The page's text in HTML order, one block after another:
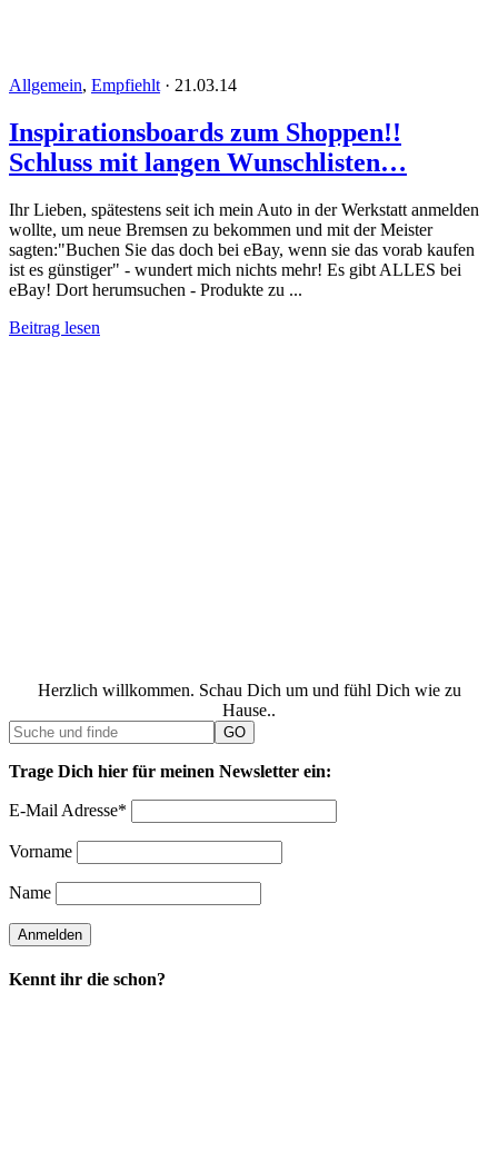
Allgemein, Empfiehlt · 21.03.14
Inspirationsboards zum Shoppen!!
Schluss mit langen Wunschlisten…
Ihr Lieben, spätestens seit ich mein Auto in der Werkstatt anmelden
wollte, um neue Bremsen zu bekommen und mit der Meister
sagten:"Buchen Sie das doch bei eBay, wenn sie das vorab kaufen
ist es günstiger" - wundert mich nichts mehr! Es gibt ALLES bei
eBay! Dort herumsuchen - Produkte zu ...
Beitrag lesen
Herzlich willkommen. Schau Dich um und fühl Dich wie zu
Hause..
Trage Dich hier für meinen Newsletter ein:
E-Mail Adresse*
Vorname
Name
Kennt ihr die schon?